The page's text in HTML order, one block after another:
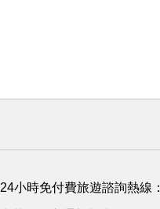
24小時免付費旅遊諮詢熱線：